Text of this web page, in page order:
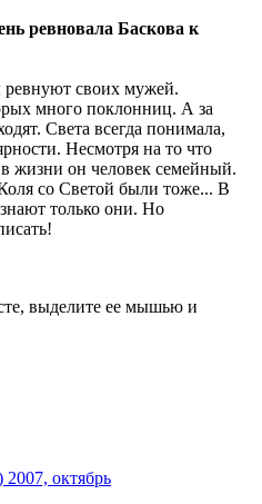
ревновала Баскова к
своих мужей.
много поклонниц. А за
Cвета всегда понимала,
Несмотря на то что
жизни он человек семейный.
со Светой были тоже... В
только они. Но
выделите ее мышью и
октябрь